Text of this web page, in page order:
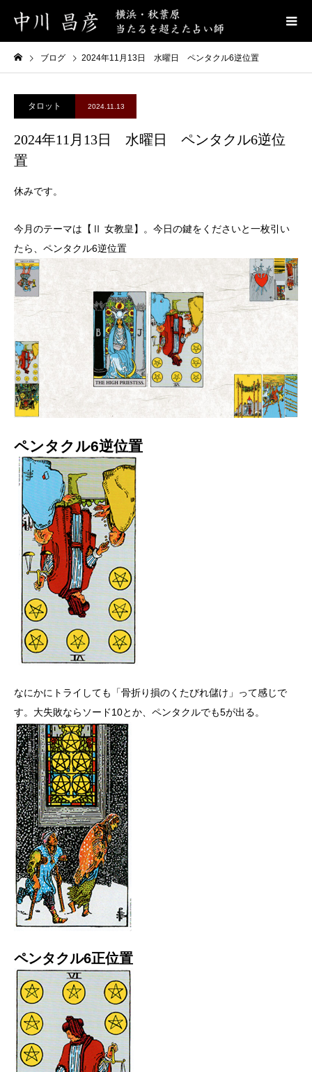
ブログ 2024年11月13日 水曜日 ペンタクル6逆位置
タロット 2024.11.13
2024年11月13日 水曜日 ペンタクル6逆位
置
休みです。
今月のテーマは【Ⅱ 女教皇】。今日の鍵をくださいと一枚引い
たら、ペンタクル6逆位置
ペンタクル6逆位置
なにかにトライしても「骨折り損のくたびれ儲け」って感じで
す。大失敗ならソード10とか、ペンタクルでも5が出る。
ペンタクル6正位置